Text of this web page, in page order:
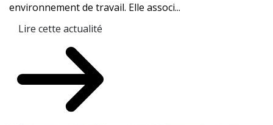
environnement de travail. Elle associ...
Lire cette actualité